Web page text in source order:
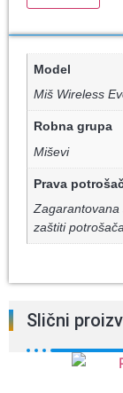
Model
Miš Wireless
Robna grupa
Miševi
Prava
zaštiti
Slični